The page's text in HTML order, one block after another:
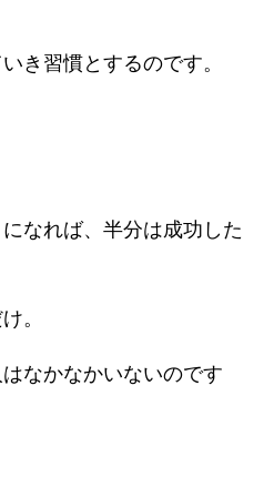
き習慣とするのです。
なれば、半分は成功した
。
なかなかいないのです